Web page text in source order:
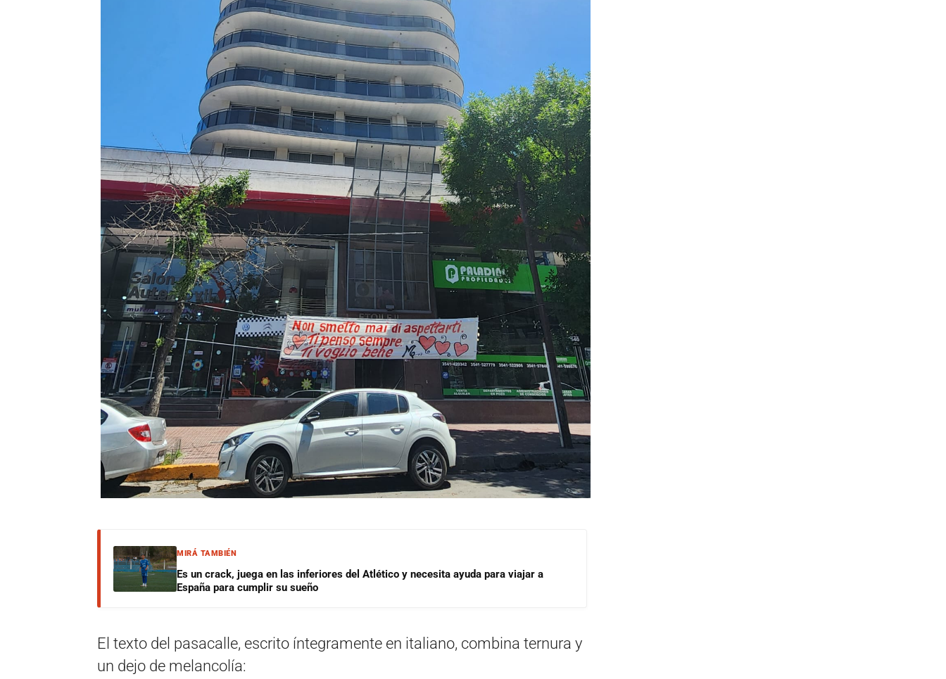
MIRÁ TAMBIÉN
Es un crack, juega en las inferiores del Atlético y necesita ayuda para viajar a
España para cumplir su sueño
El texto del pasacalle, escrito íntegramente en italiano, combina ternura y
un dejo de melancolía: